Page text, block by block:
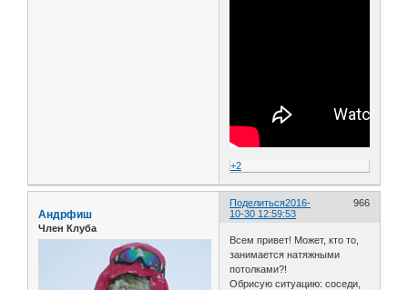
+2
Поделиться 966
2016-
10-30 12:59:53
Андрфиш
Член Клуба
Всем привет! Может, кто то,
занимается натяжными
потолками?!
Обрисую ситуацию: соседи,